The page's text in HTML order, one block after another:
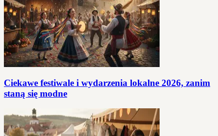
Ciekawe festiwale i wydarzenia lokalne 2026, zanim
staną się modne